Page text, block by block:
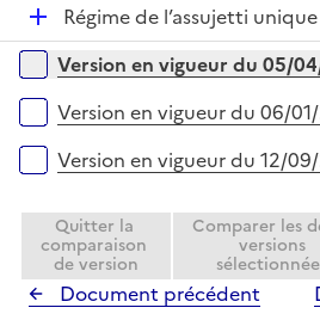
r
e
r
D
é
p
e
Régime de l’assujetti unique
Versions sur la période
Version en vigueur du 05/
Version en vigueur du 06/
Version en vigueur du 12/
Quitter la
comparaison
de version
Comparer les
versions
Document précédent